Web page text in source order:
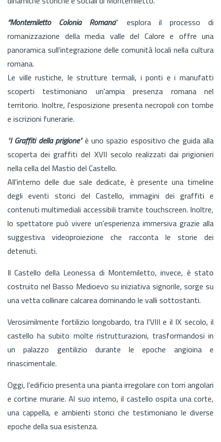
“Montemiletto Colonia Romana” esplora il processo di
romanizzazione della media valle del Calore e offre una
panoramica sull'integrazione delle comunità locali nella cultura
romana.
Le ville rustiche, le strutture termali, i ponti e i manufatti
scoperti testimoniano un'ampia presenza romana nel
territorio. Inoltre, l'esposizione presenta necropoli con tombe
e iscrizioni funerarie.
"I Graffiti della prigione"è uno spazio espositivo che guida alla
scoperta dei graffiti del XVII secolo realizzati dai prigionieri
nella cella del Mastio del Castello.
All'interno delle due sale dedicate, è presente una timeline
degli eventi storici del Castello, immagini dei graffiti e
contenuti multimediali accessibili tramite touchscreen. Inoltre,
lo spettatore può vivere un'esperienza immersiva grazie alla
suggestiva videoproiezione che racconta le storie dei
detenuti.
Il Castello della Leonessa di Montemiletto, invece, è stato
costruito nel Basso Medioevo su iniziativa signorile, sorge su
una vetta collinare calcarea dominando le valli sottostanti.
Verosimilmente fortilizio longobardo, tra l'VIII e il IX secolo, il
castello ha subito molte ristrutturazioni, trasformandosi in
un palazzo gentilizio durante le epoche angioina e
rinascimentale.
Oggi, l’edificio presenta una pianta irregolare con torri angolari
e cortine murarie. Al suo interno, il castello ospita una corte,
una cappella, e ambienti storici che testimoniano le diverse
epoche della sua esistenza.